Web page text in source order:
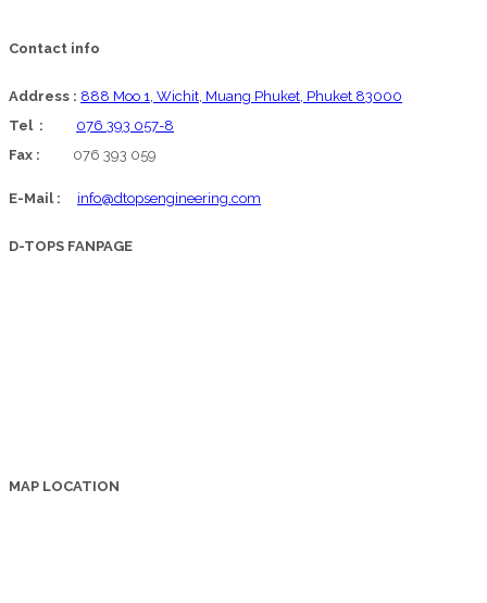
Contact info
Address : 888 Moo 1, Wichit, Muang Phuket, Phuket 83000
Tel : 076 393 057-8
Fax : 076 393 059
E-Mail : info@dtopsengineering.com
D-TOPS FANPAGE
MAP LOCATION